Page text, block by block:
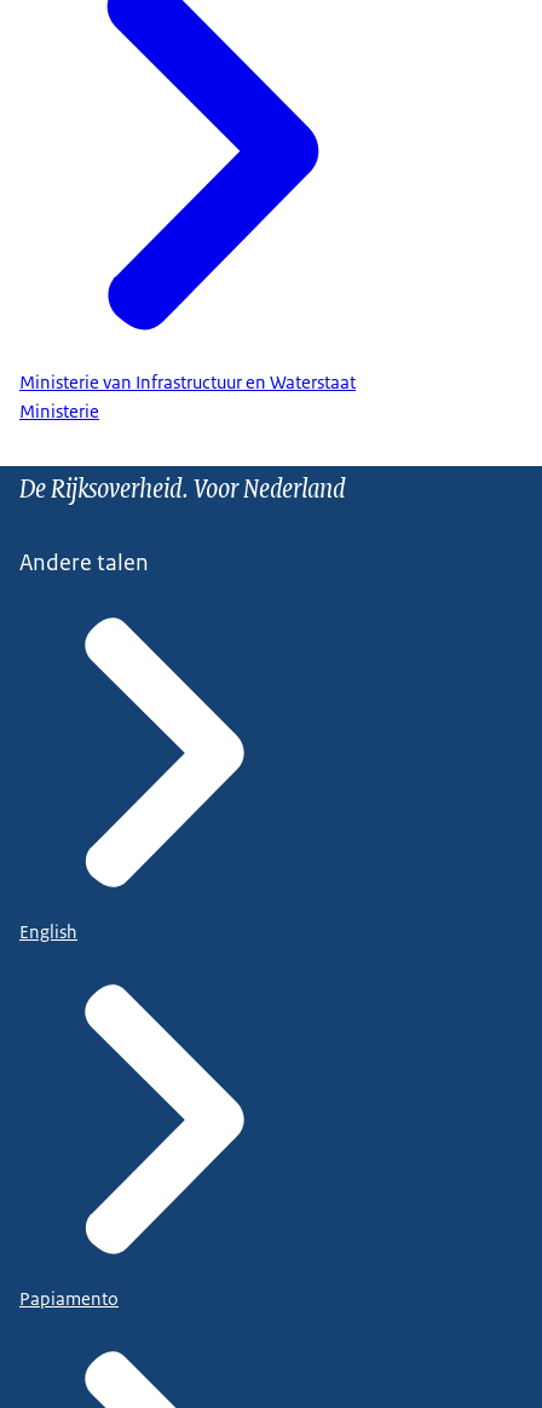
Ministerie van Infrastructuur en Waterstaat
Ministerie
De Rijksoverheid. Voor Nederland
Andere talen
English
Papiamento